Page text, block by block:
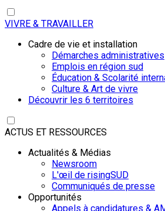
VIVRE & TRAVAILLER
Cadre de vie et installation
Démarches administratives
Emplois en région sud
Éducation & Scolarité
Culture & Art de vivre
Découvrir les 6 territoires
ACTUS ET RESSOURCES
Actualités & Médias
Newsroom
L'œil de risingSUD
Communiqués de presse
Opportunités
Appels à candidatures &